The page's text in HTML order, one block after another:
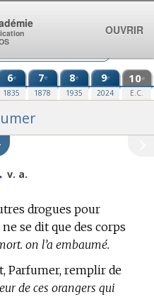
6e
1835
7e
1878
8e
1935
9e
2024
10e
E.C.
v. a.
drogues pour
se dit que des corps
on l’a embaumé.
Parfumer, remplir de
de ces orangers qui
OUVRIR